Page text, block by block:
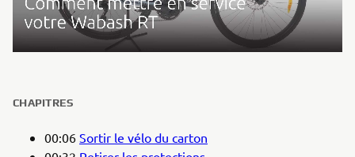
CHAPITRES
00:06 Sortir le vélo du carton